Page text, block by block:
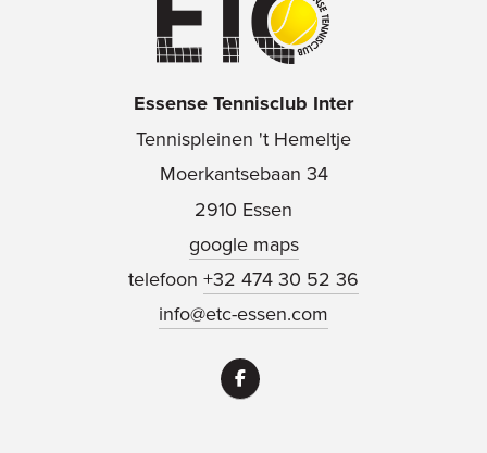
Essense Tennisclub Inter
Tennispleinen 't Hemeltje
Moerkantsebaan 34
2910 Essen
google maps
telefoon +32 474 30 52 36
info@etc-essen.com